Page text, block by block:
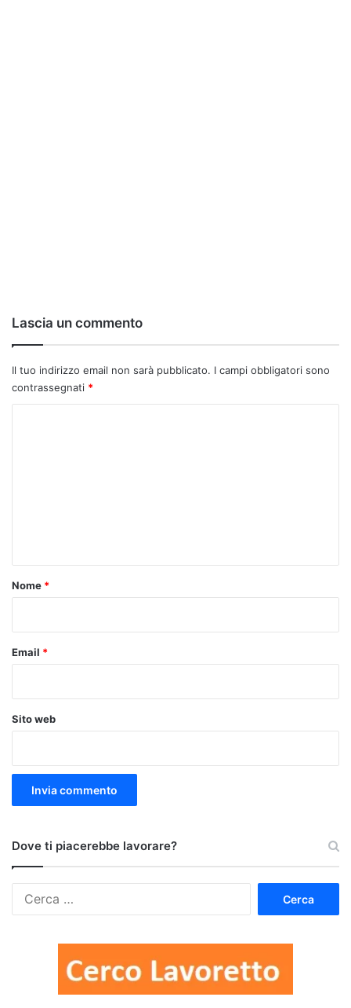
Lascia un commento
Il tuo indirizzo email non sarà pubblicato. I campi obbligatori sono
contrassegnati *
o
Nome *
Email *
Sito web
Dove ti piacerebbe lavorare?